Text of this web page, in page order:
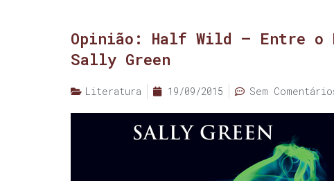
Opinião: Half Wild – Entre o
Sally Green
Literatura 19/09/2015 Sem